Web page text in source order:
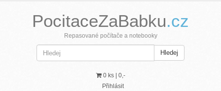
PocitaceZaBabku.cz
Repasované počítače a notebooky
Hledej
0 ks | 0,-
Přihlásit